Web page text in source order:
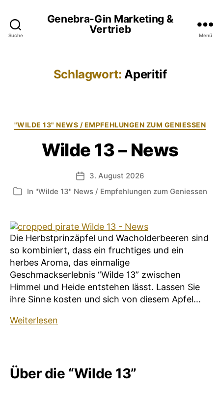
Suche
Genebra-Gin Marketing &
Vertrieb
Menü
Schlagwort: Aperitif
Kategorien
"WILDE 13" NEWS / EMPFEHLUNGEN ZUM GENIESSEN
Wilde 13 – News
Veröffentlichungsdatum
3. August 2026
Kategorien
In "Wilde 13" News / Empfehlungen zum Geniessen
Die Herbstprinzäpfel und Wacholderbeeren sind
so kombiniert, dass ein fruchtiges und ein
herbes Aroma, das einmalige
Geschmackserlebnis “Wilde 13” zwischen
Himmel und Heide entstehen lässt. Lassen Sie
ihre Sinne kosten und sich von diesem Apfel…
Weiterlesen
Über die “Wilde 13”